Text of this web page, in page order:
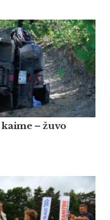
kaime – žuvo